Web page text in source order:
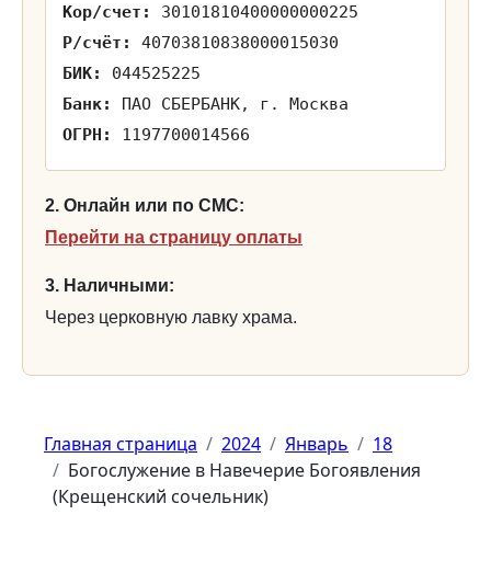
Кор/счет:
30101810400000000225
Р/счёт:
40703810838000015030
БИК:
044525225
Банк:
ПАО СБЕРБАНК, г. Москва
ОГРН:
1197700014566
2. Онлайн или по СМС:
Перейти на страницу оплаты
3. Наличными:
Через церковную лавку храма.
Главная страница 2024 Январь
18
Богослужение в Навечерие Богоявления
(Крещенский сочельник)